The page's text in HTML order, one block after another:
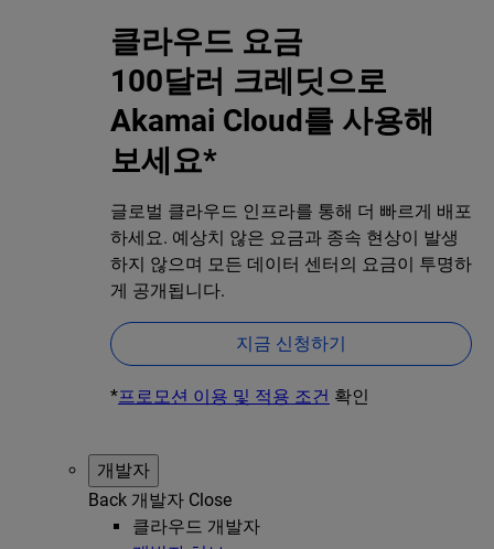
클라우드 요금
100달러 크레딧으로
Akamai Cloud를 사용해
보세요*
글로벌 클라우드 인프라를 통해 더 빠르게 배포
하세요. 예상치 않은 요금과 종속 현상이 발생
하지 않으며 모든 데이터 센터의 요금이 투명하
게 공개됩니다.
지금 신청하기
*프로모션 이용 및 적용 조건 확인
개발자
Back 개발자 Close
클라우드 개발자